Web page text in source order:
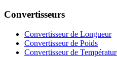
Convertisseurs
Convertisseur de Longueur
Convertisseur de Poids
Convertisseur de